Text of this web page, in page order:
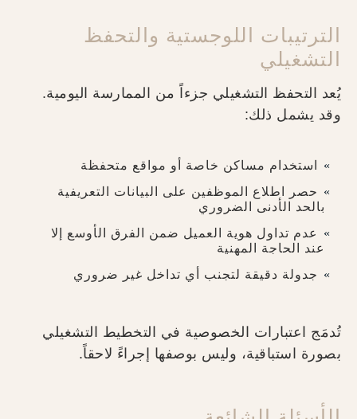
الترتيبات اللوجستية والتحفظ
التشغيلي
يُعد التحفظ التشغيلي جزءاً من الممارسة اليومية.
وقد يشمل ذلك:
استخدام مساكن خاصة أو مواقع متحفظة
حصر اطلاع الموظفين على البيانات التعريفية
بالحد الأدنى الضروري
عدم تداول هوية العميل ضمن الفرق الأوسع إلا
عند الحاجة المهنية
جدولة دقيقة لتجنب أي تداخل غير ضروري
تُدمَج اعتبارات الخصوصية في التخطيط التشغيلي
بصورة استباقية، وليس بوصفها إجراءً لاحقاً.